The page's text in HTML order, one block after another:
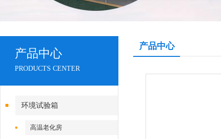
产品中心
PRODUCTS CENTER
环境试验箱
高温老化房
产品中心